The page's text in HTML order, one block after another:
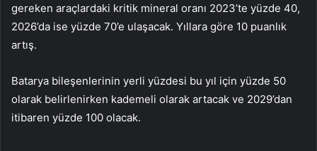
gereken araçlardaki kritik mineral oranı 2023’te yüzde 40,
2026’da ise yüzde 70’e ulaşacak. Yıllara göre 10 puanlık
artış.
Batarya bileşenlerinin yerli yüzdesi bu yıl için yüzde 50
olarak belirlenirken kademeli olarak artacak ve 2029’dan
itibaren yüzde 100 olacak.